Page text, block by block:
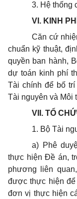
3. Hệ thống
VI. KINH
Căn cứ
chuẩn kỹ thuật,
quyền ban hành,
dự toán kinh phí
Tài chính để bố
Tài nguyên và Môi
VII. TỔ
1. Bộ Tài
a) Phê
thực hiện Đề án,
phương liên
được thực hiện để
đơn vị thực hiện